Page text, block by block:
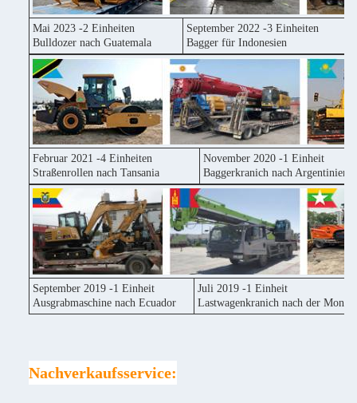
Mai 2023 -2 Einheiten
Bulldozer nach Guatemala
September 2022 -3 Einheiten
Bagger für Indonesien
Februar 2021 -4 Einheiten
Straßenrollen nach Tansania
November 2020 -1 Einheit
Baggerkranich nach Argentinien
September 2019 -1 Einheit
Ausgrabmaschine nach Ecuador
Juli 2019 -1 Einheit
Lastwagenkranich nach der
Nachverkaufsservice: